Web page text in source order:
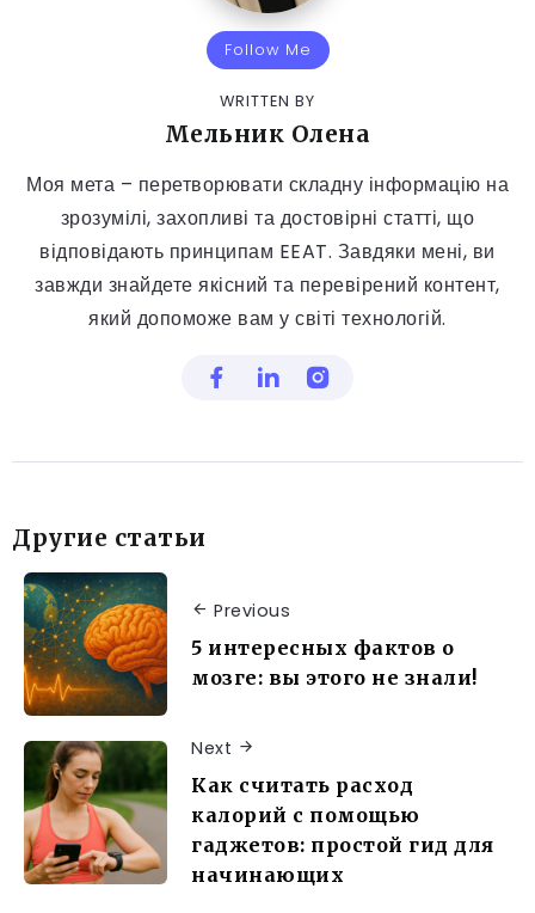
Follow Me
WRITTEN BY
Мельник Олена
Моя мета – перетворювати складну інформацію на
зрозумілі, захопливі та достовірні статті, що
відповідають принципам EEAT. Завдяки мені, ви
завжди знайдете якісний та перевірений контент,
який допоможе вам у світі технологій.
Другие статьи
Previous
5 интересных фактов о
мозге: вы этого не знали!
Next
Как считать расход
калорий с помощью
гаджетов: простой гид для
начинающих